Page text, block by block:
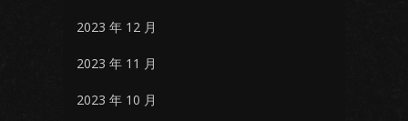
2023 年 12 月
2023 年 11 月
2023 年 10 月